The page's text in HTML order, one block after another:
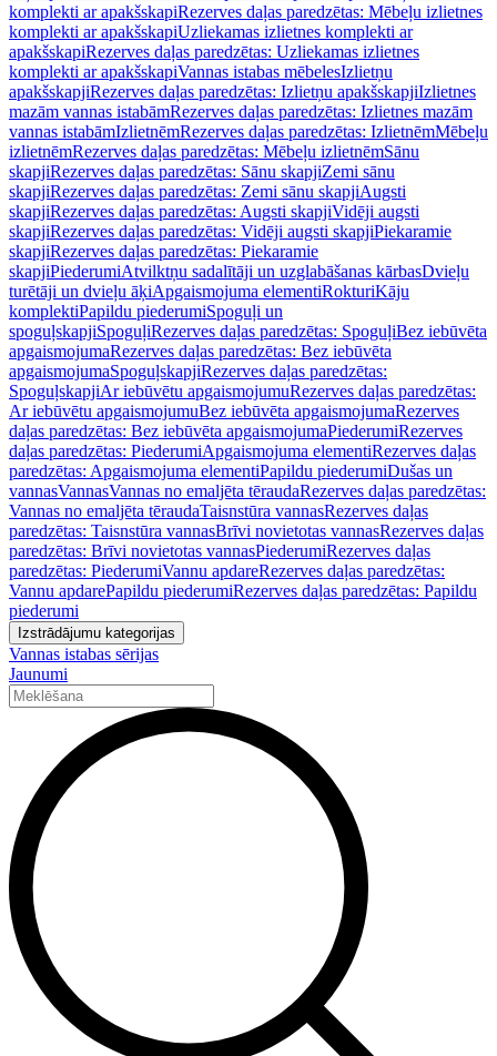
komplekti ar apakšskapiRezerves daļas paredzētas: Mēbeļu izlietnes
komplekti ar apakšskapiUzliekamas izlietnes komplekti ar
apakšskapiRezerves daļas paredzētas: Uzliekamas izlietnes
komplekti ar apakšskapiVannas istabas mēbelesIzlietņu
apakšskapjiRezerves daļas paredzētas: Izlietņu apakšskapjiIzlietnes
mazām vannas istabāmRezerves daļas paredzētas: Izlietnes mazām
vannas istabāmIzlietnēmRezerves daļas paredzētas: IzlietnēmMēbeļu
izlietnēmRezerves daļas paredzētas: Mēbeļu izlietnēmSānu
skapjiRezerves daļas paredzētas: Sānu skapjiZemi sānu
skapjiRezerves daļas paredzētas: Zemi sānu skapjiAugsti
skapjiRezerves daļas paredzētas: Augsti skapjiVidēji augsti
skapjiRezerves daļas paredzētas: Vidēji augsti skapjiPiekaramie
skapjiRezerves daļas paredzētas: Piekaramie
skapjiPiederumiAtvilktņu sadalītāji un uzglabāšanas kārbasDvieļu
turētāji un dvieļu āķiApgaismojuma elementiRokturiKāju
komplektiPapildu piederumiSpoguļi un
spoguļskapjiSpoguļiRezerves daļas paredzētas: SpoguļiBez iebūvēta
apgaismojumaRezerves daļas paredzētas: Bez iebūvēta
apgaismojumaSpoguļskapjiRezerves daļas paredzētas:
SpoguļskapjiAr iebūvētu apgaismojumuRezerves daļas paredzētas:
Ar iebūvētu apgaismojumuBez iebūvēta apgaismojumaRezerves
daļas paredzētas: Bez iebūvēta apgaismojumaPiederumiRezerves
daļas paredzētas: PiederumiApgaismojuma elementiRezerves daļas
paredzētas: Apgaismojuma elementiPapildu piederumiDušas un
vannasVannasVannas no emaljēta tēraudaRezerves daļas paredzētas:
Vannas no emaljēta tēraudaTaisnstūra vannasRezerves daļas
paredzētas: Taisnstūra vannasBrīvi novietotas vannasRezerves daļas
paredzētas: Brīvi novietotas vannasPiederumiRezerves daļas
paredzētas: PiederumiVannu apdareRezerves daļas paredzētas:
Vannu apdarePapildu piederumiRezerves daļas paredzētas: Papildu
piederumi
Izstrādājumu kategorijas
Vannas istabas sērijas
Jaunumi